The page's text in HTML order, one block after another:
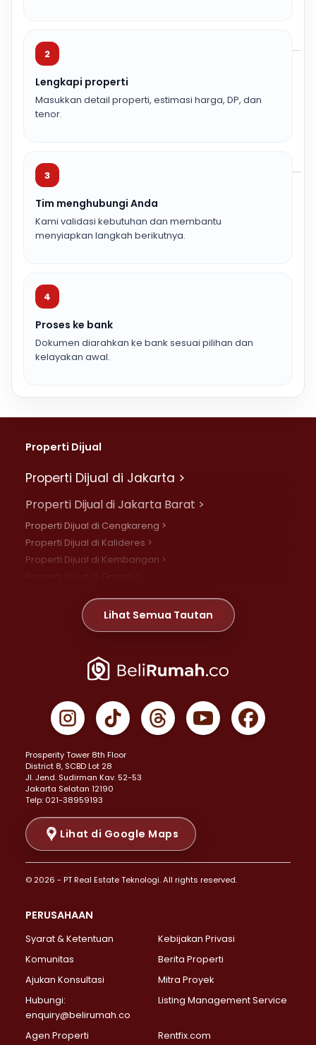
2
Lengkapi properti
Masukkan detail properti, estimasi harga, DP, dan
tenor.
3
Tim menghubungi Anda
Kami validasi kebutuhan dan membantu
menyiapkan langkah berikutnya.
4
Proses ke bank
Dokumen diarahkan ke bank sesuai pilihan dan
kelayakan awal.
Properti Dijual
Properti Dijual di Jakarta >
Properti Dijual di Jakarta Barat >
Properti Dijual di Cengkareng >
Properti Dijual di Kalideres >
Properti Dijual di Kembangan >
Properti Dijual di Meruya >
Properti Dijual di Jelambar >
Properti Dijual di Jakarta Pusat >
Properti Dijual di Gambir >
Properti Dijual di Johar Baru >
Properti Dijual di Menteng >
Properti Dijual di Senen >
Properti Dijual di Tanah Abang >
Properti Dijual di Cikini >
Properti Dijual di Kramat >
Properti Dijual di Pasar Baru >
Properti Dijual di Bendungan Hilir >
Properti Dijual di Jakarta Selatan >
Properti Dijual di Lebak Bulus >
Properti Dijual di Gandaria Selatan >
Properti Dijual di Pondok Labu >
Properti Dijual di Lenteng Agung >
Properti Dijual di Senayan >
Properti Dijual di Pondok Pinang >
Lihat Semua Tautan
Prosperity Tower 8th Floor
District 8, SCBD Lot 28
JI. Jend. Sudirman Kav. 52-53
Jakarta Selatan 12190
Telp: 021-38959193
Lihat di Google Maps
© 2026 - PT Real Estate Teknologi. All rights reserved.
PERUSAHAAN
Syarat & Ketentuan
Kebijakan Privasi
Komunitas
Berita Properti
Ajukan Konsultasi
Mitra Proyek
Hubungi:
enquiry@belirumah.co
Listing Management Service
Agen Properti Rentfix.com